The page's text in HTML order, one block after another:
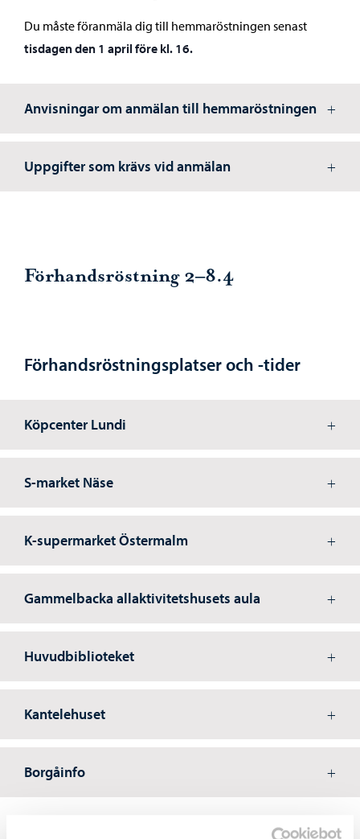
Du måste föranmäla dig till hemmaröstningen senast
tisdagen den 1 april före kl. 16.
Anvisningar om anmälan till hemmaröstningen
Uppgifter som krävs vid anmälan
Förhandsröstning 2–8.4
Förhandsröstningsplatser och -tider
Köpcenter Lundi
S-market Näse
K-supermarket Östermalm
Gammelbacka allaktivitetshusets aula
Huvudbiblioteket
Kantelehuset
Borgåinfo